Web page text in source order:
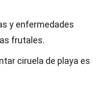
y enfermedades
frutales.
ciruela de playa es